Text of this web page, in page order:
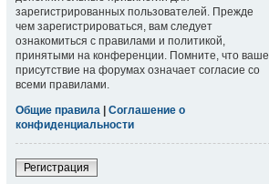
зарегистрированных пользователей. Прежде
чем зарегистрироваться, вам следует
ознакомиться с правилами и политикой,
принятыми на конференции. Помните, что ваше
присутствие на форумах означает согласие со
всеми правилами.
Общие правила | Соглашение о
конфиденциальности
Регистрация